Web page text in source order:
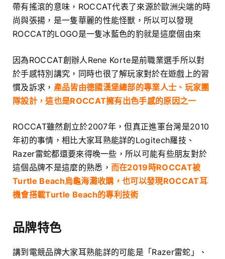
帶有搖滾的意味，ROCCAT代表了來源於歐洲尖端的時
尚與張揚，是一隻華麗的性能怪獸，所以可以發現
ROCCAT的LOGO是一隻冰藍色的豹就是這麼個由來
因為ROCCAT創辦人Rene Korte是前職業選手所以對
於手感特別講究，同時也很了解玩家對於在遊戲上的習
慣及訴求， 產品皆由德國漢堡總部的專業人士、玩家團
隊設計，這也是ROCCAT擁有出色手感的原因之一
ROCCAT雖然創立於2007年，但真正進軍台灣是2010
年初的事情，相比大家耳熟能詳的Logitech羅技、
Razer雷蛇都還要來得晚一些，所以可能有些朋友對於
這個品牌不是這麼的熟悉， 而在2019時ROCCAT被
Turtle Beach烏龜海灘收購，也可以發現ROCCAT耳
機會搭載Turtle Beach的專利技術
品牌特色
講到電競品牌大家耳熟能詳的可能是「Razer雷蛇」、